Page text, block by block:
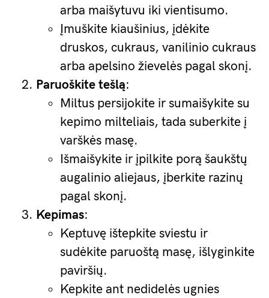
arba maišytuvu iki vientisumo.
Įmuškite kiaušinius, įdėkite
druskos, cukraus, vanilinio cukraus
arba apelsino žievelės pagal skonį.
Paruoškite tešlą:
Miltus persijokite ir sumaišykite su
kepimo milteliais, tada suberkite į
varškės masę.
Išmaišykite ir įpilkite porą šaukštų
augalinio aliejaus, įberkite razinų
pagal skonį.
Kepimas:
Keptuvę ištepkite sviestu ir
sudėkite paruoštą masę, išlyginkite
paviršių.
Kepkite ant nedidelės ugnies